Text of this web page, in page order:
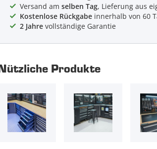
Versand am selben Tag, Lieferung aus
Kostenlose Rückgabe innerhalb von 60
2 Jahre vollständige Garantie
Produkte